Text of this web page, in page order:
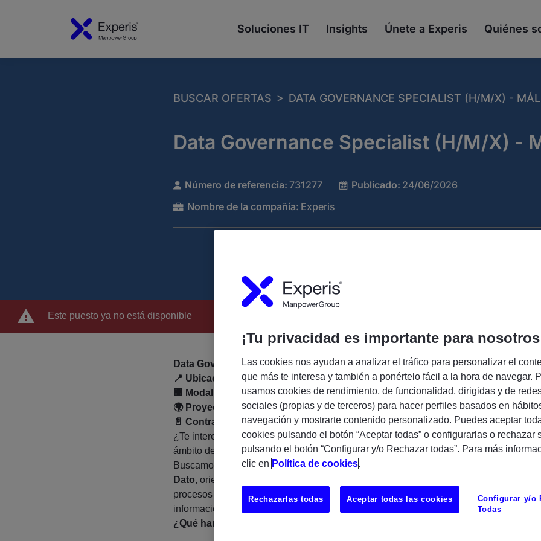
Soluciones IT Insights Únete a Experis Quiénes
BUSCAR OFERTAS > DATA GOVERNANCE SPECIALIST (H/M/X) -
Data Governance Specialist (H/M/X) -
Número de referencia: 731277 Publicado: 24/06/2026
Nombre de la compañía: Experis
Este puesto ya no está disponible
Data Governance Specialist / Data Engineer
📍 Ubicación: Málaga
Modalidad híbrida (2-3 días presenciales por semana)
🌍Proyecto internacional dentro del área de Data & AI
📄 Contrato indefinido
¿Te interesa participar en un proyecto internacional dentro del
ámbito de
Data & AI?
Buscamos un/a profesional con experiencia en
Dato, orientado/a a la definición, implantación y mejora de
procesos relacionados con la calidad, trazabilidad y gestión de la
información corporativa.
¿Qué harás?
¡Tu privacidad es importante para
Las cookies nos ayudan a analizar el tráfico para personalizar el
que más te interesa y también a ponértelo fácil a la hora de navegar.
usamos cookies de rendimiento, de funcionalidad, dirigidas y de
sociales (propias y de terceros) para hacer perfiles basados en
navegación y mostrarte contenido personalizado. Puedes aceptar
cookies pulsando el botón “Aceptar todas” o configurarlas o rechazar
pulsando el botón “Configurar y/o Rechazar todas”. Para más
clic en Política de cookies.
Configurar y/o
Todas
Rechazarlas todas Aceptar todas las cookies